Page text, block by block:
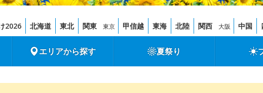
2026 北海道 東北 関東 東京 甲信越 東海 北陸 関西 大阪 中国
エリアから探す 夏祭り